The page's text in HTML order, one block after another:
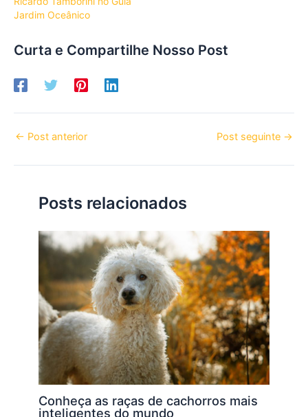
Jardim Oceânico
Curta e Compartilhe Nosso Post
← Post anterior Post seguinte →
Posts relacionados
Conheça as raças de cachorros mais
inteligentes do mundo